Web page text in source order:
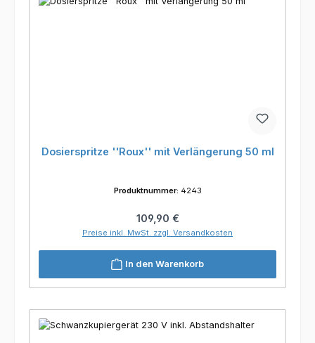
Dosierspritze ''Roux'' mit Verlängerung 50 ml
Produktnummer: 4243
Regulärer Preis:
109,90 €
Preise inkl. MwSt. zzgl. Versandkosten
In den Warenkorb